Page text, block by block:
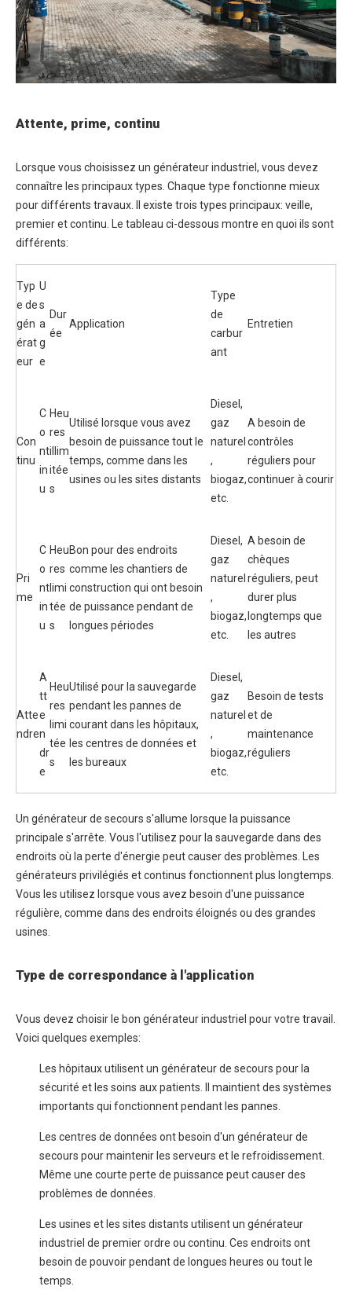
Attente, prime, continu
Lorsque vous choisissez un générateur industriel, vous devez
connaître les principaux types. Chaque type fonctionne mieux
pour différents travaux. Il existe trois types principaux: veille,
premier et continu. Le tableau ci-dessous montre en quoi ils sont
différents:
Typ
e de
gén
érat
eur
U
s
a
g
e
Dur
ée
Application
Type
de
carbur
ant
Entretien
Con
tinu
C
o
nt
in
u
Heu
res
illim
itée
s
Utilisé lorsque vous avez
besoin de puissance tout le
temps, comme dans les
usines ou les sites distants
Diesel,
gaz
naturel
,
biogaz,
etc.
A besoin de
contrôles
réguliers pour
continuer à courir
Pri
me
C
o
nt
in
u
Heu
res
limi
tée
s
Bon pour des endroits
comme les chantiers de
construction qui ont besoin
de puissance pendant de
longues périodes
Diesel,
gaz
naturel
,
biogaz,
etc.
A besoin de
chèques
réguliers, peut
durer plus
longtemps que
les autres
Atte
ndre
A
tt
e
n
dr
e
Heu
res
limi
tée
s
Utilisé pour la sauvegarde
pendant les pannes de
courant dans les hôpitaux,
les centres de données et
les bureaux
Diesel,
gaz
naturel
,
biogaz,
etc.
Besoin de tests
et de
maintenance
réguliers
Un générateur de secours s'allume lorsque la puissance
principale s'arrête. Vous l'utilisez pour la sauvegarde dans des
endroits où la perte d'énergie peut causer des problèmes. Les
générateurs privilégiés et continus fonctionnent plus longtemps.
Vous les utilisez lorsque vous avez besoin d'une puissance
régulière, comme dans des endroits éloignés ou des grandes
usines.
Type de correspondance à l'application
Vous devez choisir le bon générateur industriel pour votre travail.
Voici quelques exemples:
Les hôpitaux utilisent un générateur de secours pour la
sécurité et les soins aux patients. Il maintient des systèmes
importants qui fonctionnent pendant les pannes.
Les centres de données ont besoin d'un générateur de
secours pour maintenir les serveurs et le refroidissement.
Même une courte perte de puissance peut causer des
problèmes de données.
Les usines et les sites distants utilisent un générateur
industriel de premier ordre ou continu. Ces endroits ont
besoin de pouvoir pendant de longues heures ou tout le
temps.